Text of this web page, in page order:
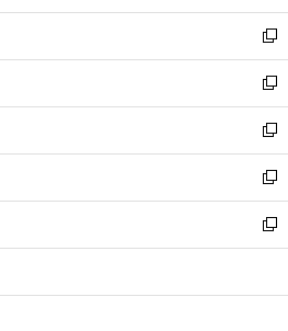
開
く
ウ
で
開
く
ン
ド
ウ
で
開
く
ウ
ィ
ン
ド
ウ
で
開
く
新
し
い
ウ
ィ
ン
ド
ウ
で
開
新
し
い
ウ
ィ
ン
ド
ウ
開
新
し
い
ウ
ィ
ン
ウ
新
し
い
ウ
ン
新
し
ウ